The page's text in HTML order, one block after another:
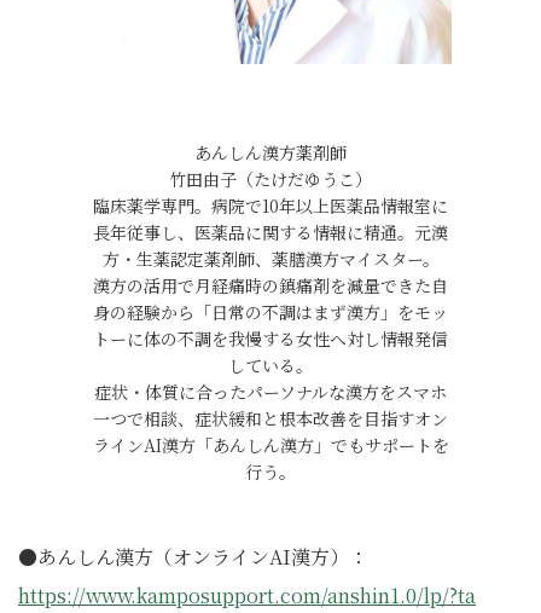
あんしん漢方薬剤師
竹田由子（たけだゆうこ）
臨床薬学専門。病院で10年以上医薬品情報室に
長年従事し、医薬品に関する情報に精通。元漢
方・生薬認定薬剤師、薬膳漢方マイスター。
漢方の活用で月経痛時の鎮痛剤を減量できた自
身の経験から「日常の不調はまず漢方」をモッ
トーに体の不調を我慢する女性へ対し情報発信
している。
症状・体質に合ったパーソナルな漢方をスマホ
一つで相談、症状緩和と根本改善を目指すオン
ラインAI漢方「あんしん漢方」でもサポートを
行う。
●あんしん漢方（オンラインAI漢方）：
https://www.kamposupport.com/anshin1.0/lp/?ta